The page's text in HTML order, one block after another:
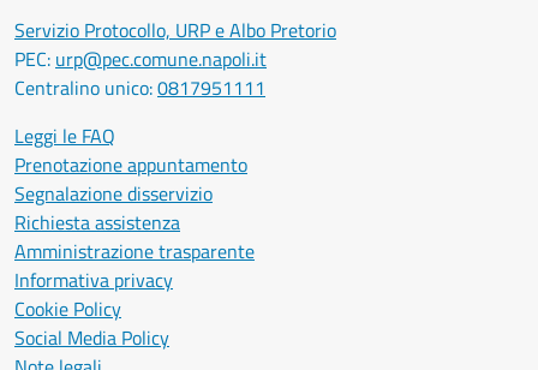
Servizio Protocollo, URP e Albo Pretorio
PEC: urp@pec.comune.napoli.it
Centralino unico:0817951111
Leggi le FAQ
Prenotazione appuntamento
Segnalazione disservizio
Richiesta assistenza
Amministrazione trasparente
Informativa privacy
Cookie Policy
Social Media Policy